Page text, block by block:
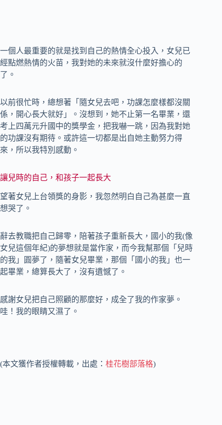
一個人最重要的就是找到自己的熱情全心投入，女兒已
經點燃熱情的火苗，我對她的未來就沒什麼好擔心的
了。
以前很忙時，總想著「隨女兒去吧，功課怎麼樣都沒關
係，開心長大就好」。沒想到，她不止第一名畢業，還
考上四萬元升國中的獎學金，把我嚇一跳，因為我對她
的功課沒有期待。或許這一切都是出自她主動努力得
來，所以我特別感動。
讓兒時的自己，和孩子一起長大
望著女兒上台領獎的身影，我忽然明白自己為甚麼一直
想哭了。
辭去教職把自己歸零，陪著孩子重新長大，國小的我(像
女兒這個年紀)的夢想就是當作家，而今我幫那個「兒時
的我」圓夢了，隨著女兒畢業，那個「國小的我」也一
起畢業，總算長大了，沒有遺憾了。
感謝女兒把自己照顧的那麼好，成全了我的作家夢。
哇！我的眼睛又濕了。
(本文獲作者授權轉載，出處： 桂花樹部落格)